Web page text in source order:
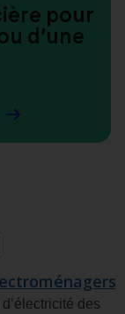
pour
d’une
des